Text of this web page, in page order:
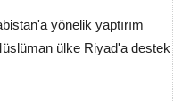
yönelik yaptırım
ülke Riyad'a destek